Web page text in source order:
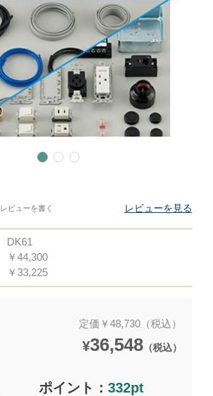
レビューを書く レビューを見る
DK61
￥44,300
￥33,225
定価￥48,730（税込）
¥36,548（税込）
ポイント： 332pt